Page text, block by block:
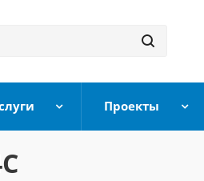
Проекты